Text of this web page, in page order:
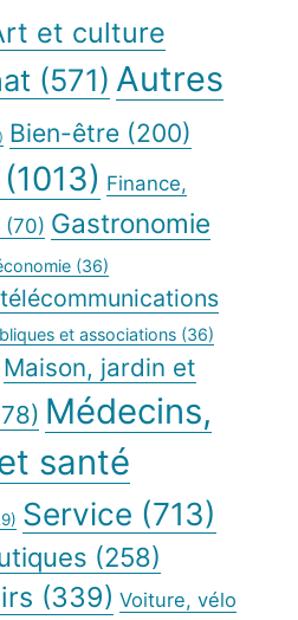
et culture
(571) Autres
Bien-être (200)
(1013) Finance,
(70) Gastronomie
(36)
et associations (36)
Maison, jardin et
Médecins,
santé
Service (713)
(258)
(339) Voiture, vélo